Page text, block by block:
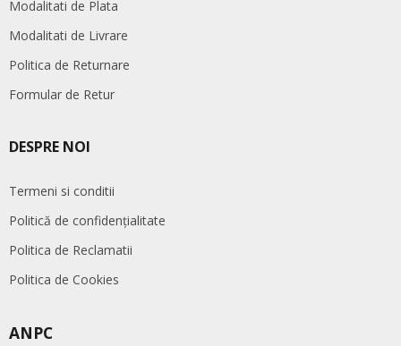
Modalitati de Plata
Modalitati de Livrare
Politica de Returnare
Formular de Retur
DESPRE NOI
Termeni si conditii
Politică de confidențialitate
Politica de Reclamatii
Politica de Cookies
ANPC